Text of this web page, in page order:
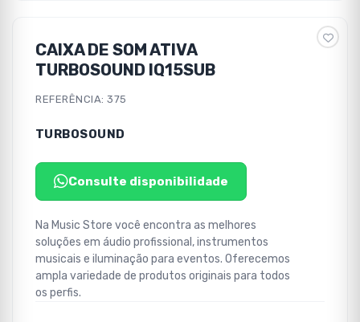
CAIXA DE SOM ATIVA
TURBOSOUND IQ15SUB
REFERÊNCIA: 375
TURBOSOUND
Consulte disponibilidade
Na Music Store você encontra as melhores
soluções em áudio profissional, instrumentos
musicais e iluminação para eventos. Oferecemos
ampla variedade de produtos originais para todos
os perfis.